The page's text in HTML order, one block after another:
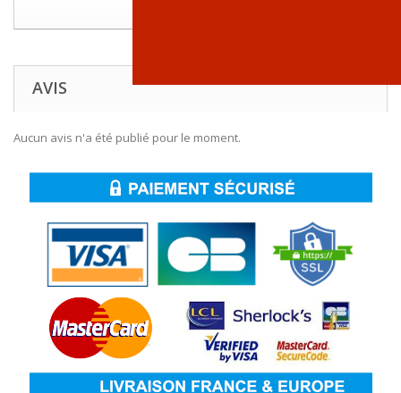
AVIS
Aucun avis n'a été publié pour le moment.